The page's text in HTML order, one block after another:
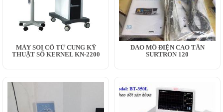
MÁY SOI CỔ TỬ CUNG KỸ
THUẬT SỐ KERNEL KN-2200
DAO MỔ ĐIỆN CAO TẦN
SURTRON 120